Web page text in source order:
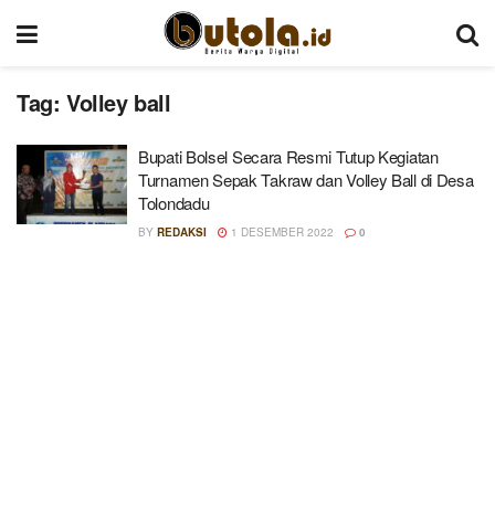
Tag: Volley ball
Bupati Bolsel Secara Resmi Tutup Kegiatan
Turnamen Sepak Takraw dan Volley Ball di Desa
Tolondadu
BY REDAKSI 1 DESEMBER 2022 0